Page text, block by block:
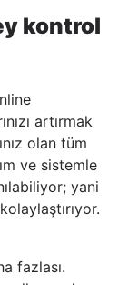
kontrol
artırmak
olan tüm
ve sistemle
yani
fazlası.